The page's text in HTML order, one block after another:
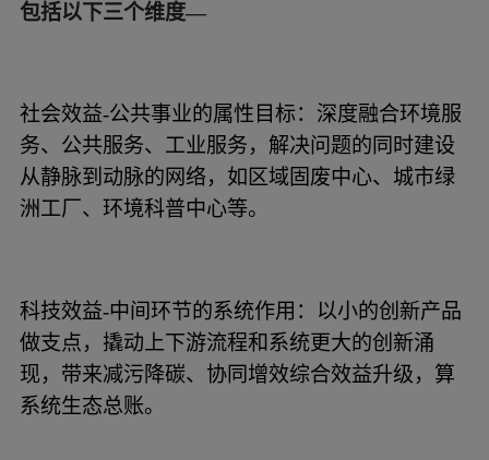
包括以下三个维度—
社会效益-公共事业的属性目标：深度融合环境服
务、公共服务、工业服务，解决问题的同时建设
从静脉到动脉的网络，如区域固废中心、城市绿
洲工厂、环境科普中心等。
科技效益-中间环节的系统作用：以小的创新产品
做支点，撬动上下游流程和系统更大的创新涌
现，带来减污降碳、协同增效综合效益升级，算
系统生态总账。